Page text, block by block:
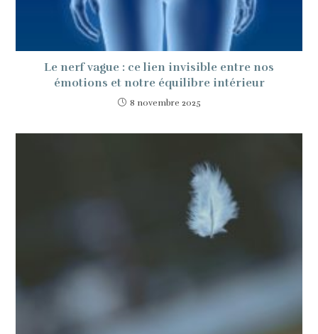
Le nerf vague : ce lien invisible entre nos
émotions et notre équilibre intérieur
8 novembre 2025